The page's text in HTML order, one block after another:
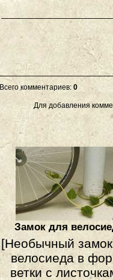
Всего комментариев: 0
Для добавления
Замок для
[Необычный
велосиеда в
ветки с